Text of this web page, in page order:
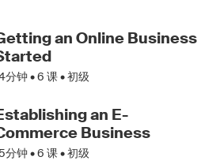
an Online Business
分钟 •6 课 • 初级
an E-
Business
分钟 •6 课 • 初级